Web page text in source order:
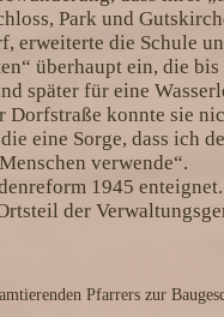
Park und
erweiterte die Schule
überhaupt ein, die
später für eine
Dorfstraße konnte sie
eine Sorge, dass ich
verwende“.
1945 enteignet.
der
Pfarrers zur